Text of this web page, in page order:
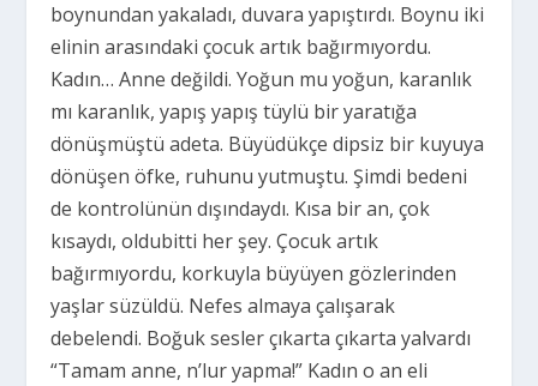
boynundan yakaladı, duvara yapıştırdı. Boynu iki
elinin arasındaki çocuk artık bağırmıyordu.
Kadın… Anne değildi. Yoğun mu yoğun, karanlık
mı karanlık, yapış yapış tüylü bir yaratığa
dönüşmüştü adeta. Büyüdükçe dipsiz bir kuyuya
dönüşen öfke, ruhunu yutmuştu. Şimdi bedeni
de kontrolünün dışındaydı. Kısa bir an, çok
kısaydı, oldubitti her şey. Çocuk artık
bağırmıyordu, korkuyla büyüyen gözlerinden
yaşlar süzüldü. Nefes almaya çalışarak
debelendi. Boğuk sesler çıkarta çıkarta yalvardı
“Tamam anne, n’lur yapma!” Kadın o an eli